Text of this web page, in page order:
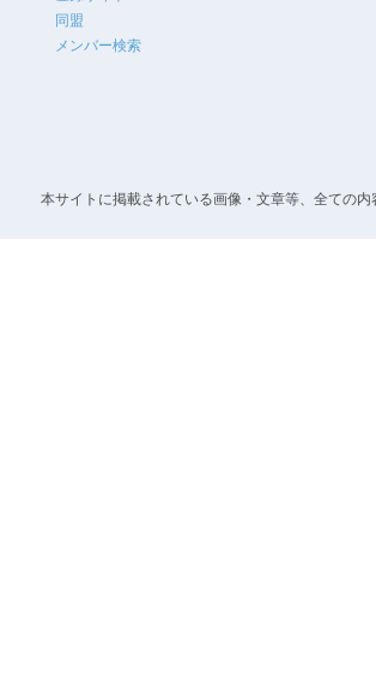
同盟
メンバー検索
本サイトに掲載されている画像・文章等、全ての